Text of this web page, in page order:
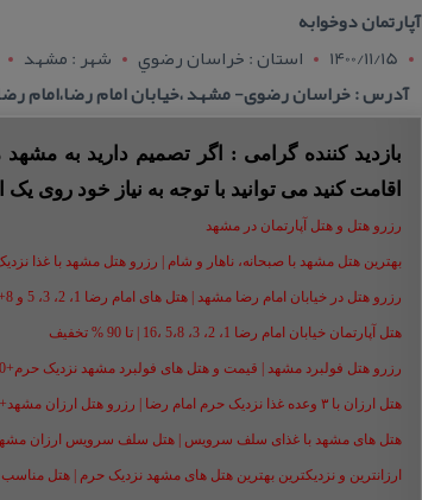
آپارتمان دوخوابه
1400/11/15
استان : خراسان رضوي شهر : مشهد
آدرس : خراسان رضوی- مشهد ،خیابان امام رضا،امام رضا ۴۰، بعد از چهار راه
بازدید کننده گرامی : اگر تصمیم دارید به
اقامت کنید می توانید با توجه به نیاز خود روی یک
رزرو هتل و هتل آپارتمان در مشهد
بهترین هتل مشهد با صبحانه، ناهار و شام | رزرو هتل مشهد با غذا نزدیک
رزرو هتل در خیابان امام رضا مشهد | هتل‌ های امام رضا 1، 2، 3، 5 و 8+50% تخفیف
هتل آپارتمان خیابان امام رضا 1، 2، 3، 5،8 ،16 | تا 90 % تخفیف
رزرو هتل فولبرد مشهد | قیمت و هتل های فولبرد مشهد نزدیک حرم+50% تخفیف
هتل ارزان با ۳ وعده غذا نزدیک حرم امام رضا | رزرو هتل ارزان مشهد+50%
هتل های مشهد با غذای سلف سرویس | هتل سلف سرویس ارزان مشهد+50%
ارزانترین و نزدیکترین بهترین هتل های مشهد نزدیک حرم | هتل مناسب ماه